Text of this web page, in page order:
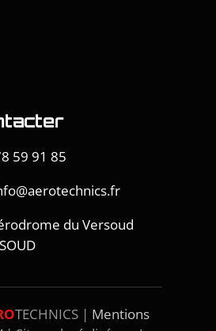
59 91 85
du Versoud
TECHNICS | Mentions